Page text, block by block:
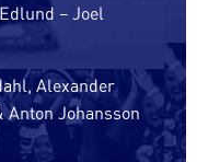
– Joel
Alexander
Johansson